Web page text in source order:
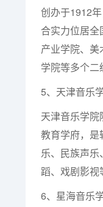
创办于1912
合实力位居
产业学院、
学院等多个二
5、天津音乐学
天津音乐学
教育学府，是
乐、民族声
蹈、戏剧影
6、星海音乐学